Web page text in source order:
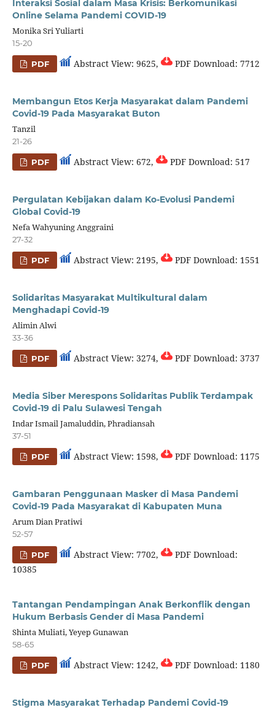
Interaksi Sosial dalam Masa Krisis: Berkomunikasi
Online Selama Pandemi COVID-19
Monika Sri Yuliarti
15-20
PDF Abstract View: 9625, PDF Download: 7712
Membangun Etos Kerja Masyarakat dalam Pandemi
Covid-19 Pada Masyarakat Buton
Tanzil
21-26
PDF Abstract View: 672, PDF Download: 517
Pergulatan Kebijakan dalam Ko-Evolusi Pandemi
Global Covid-19
Nefa Wahyuning Anggraini
27-32
PDF Abstract View: 2195, PDF Download: 1551
Solidaritas Masyarakat Multikultural dalam
Menghadapi Covid-19
Alimin Alwi
33-36
PDF Abstract View: 3274, PDF Download: 3737
Media Siber Merespons Solidaritas Publik Terdampak
Covid-19 di Palu Sulawesi Tengah
Indar Ismail Jamaluddin, Phradiansah
37-51
PDF Abstract View: 1598, PDF Download: 1175
Gambaran Penggunaan Masker di Masa Pandemi
Covid-19 Pada Masyarakat di Kabupaten Muna
Arum Dian Pratiwi
52-57
PDF Abstract View: 7702,
PDF Download:
10385
Tantangan Pendampingan Anak Berkonflik dengan
Hukum Berbasis Gender di Masa Pandemi
Shinta Muliati, Yeyep Gunawan
58-65
PDF Abstract View: 1242, PDF Download: 1180
Stigma Masyarakat Terhadap Pandemi Covid-19